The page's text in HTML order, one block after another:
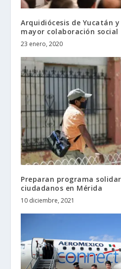
Arquidiócesis de Yucatán
mayor colaboración social
23 enero, 2020
Preparan programa
ciudadanos en Mérida
10 diciembre, 2021